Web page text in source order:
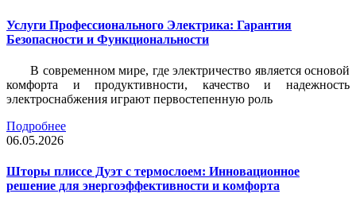
Услуги Профессионального Электрика: Гарантия
Безопасности и Функциональности
В современном мире, где электричество является основой
комфорта и продуктивности, качество и надежность
электроснабжения играют первостепенную роль
Подробнее
06.05.2026
Шторы плиссе Дуэт с термослоем: Инновационное
решение для энергоэффективности и комфорта